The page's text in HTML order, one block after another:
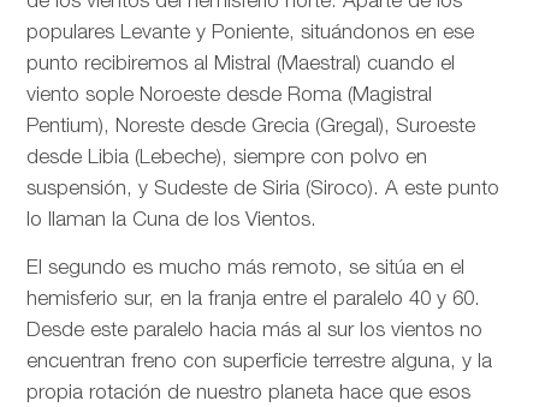
populares Levante y Poniente, situándonos en ese
punto recibiremos al Mistral (Maestral) cuando el
viento sople Noroeste desde Roma (Magistral
Pentium), Noreste desde Grecia (Gregal), Suroeste
desde Libia (Lebeche), siempre con polvo en
suspensión, y Sudeste de Siria (Siroco). A este punto
lo llaman la Cuna de los Vientos.
El segundo es mucho más remoto, se sitúa en el
hemisferio sur, en la franja entre el paralelo 40 y 60.
Desde este paralelo hacia más al sur los vientos no
encuentran freno con superficie terrestre alguna, y la
propia rotación de nuestro planeta hace que esos